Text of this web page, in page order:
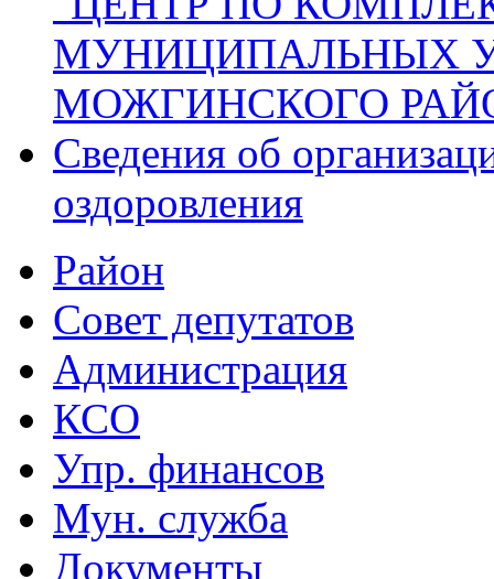
МУНИЦИПАЛЬНЫХ
МОЖГИНСКОГО
Сведения об
оздоровления
Район
Совет депутатов
Администрация
КСО
Упр. финансов
Мун. служба
Документы